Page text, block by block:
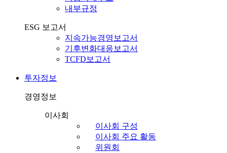
내부규정
ESG 보고서
지속가능경영보고서
기후변화대응보고서
TCFD보고서
투자정보
경영정보
이사회
이사회 구성
이사회 주요 활동
위원회